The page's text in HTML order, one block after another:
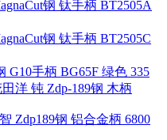
钢 钛手柄 BT2505A
钢 钛手柄 BT2505C
G10手柄 BG65F 绿色 335
洋 钝 Zdp-189钢 木柄
Zdp189钢 铝合金柄 6800